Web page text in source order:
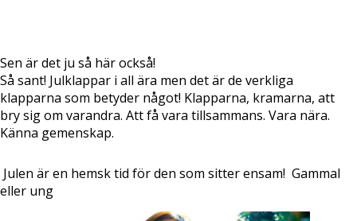
Sen är det ju så här också!
Så sant! Julklappar i all ära men det är de verkliga
klapparna som betyder något! Klapparna, kramarna, att
bry sig om varandra. Att få vara tillsammans. Vara nära.
Känna gemenskap.
Julen är en hemsk tid för den som sitter ensam! Gammal
eller ung